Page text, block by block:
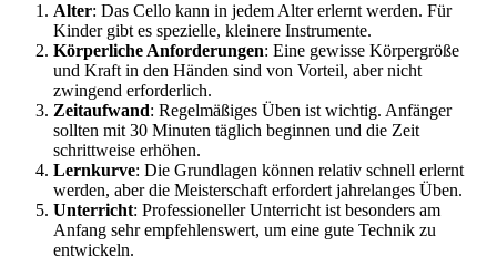
Alter: Das Cello kann in jedem Alter erlernt werden. Für
Kinder gibt es spezielle, kleinere Instrumente.
Körperliche Anforderungen: Eine gewisse Körpergröße
und Kraft in den Händen sind von Vorteil, aber nicht
zwingend erforderlich.
Zeitaufwand: Regelmäßiges Üben ist wichtig. Anfänger
sollten mit 30 Minuten täglich beginnen und die Zeit
schrittweise erhöhen.
Lernkurve: Die Grundlagen können relativ schnell erlernt
werden, aber die Meisterschaft erfordert jahrelanges Üben.
Unterricht: Professioneller Unterricht ist besonders am
Anfang sehr empfehlenswert, um eine gute Technik zu
entwickeln.